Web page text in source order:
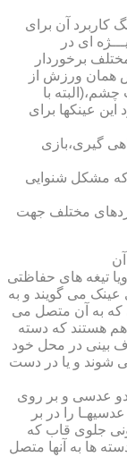
کاربرد آن برای
ای در
برخوردار
همان ورزش از
با
عینکها برای
گیری،بازی
که مشکل شنوایی
مختلف جهت
تیغه های حفاظتی
عینک می گویند و به
که به آن متصل می
هستند که دسته
بینی در محل خود
شوند و یا در دست
دو عدسی و بر روی
را در بر
جلوی قاب که
ها به آنها متصل